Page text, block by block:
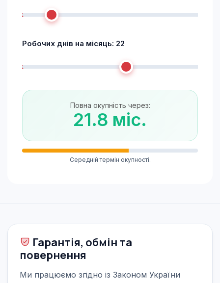
Робочих днів на місяць: 22
Повна окупність через:
21.8 міс.
Середній термін окупності.
Гарантія, обмін та
повернення
Ми працюємо згідно із Законом України